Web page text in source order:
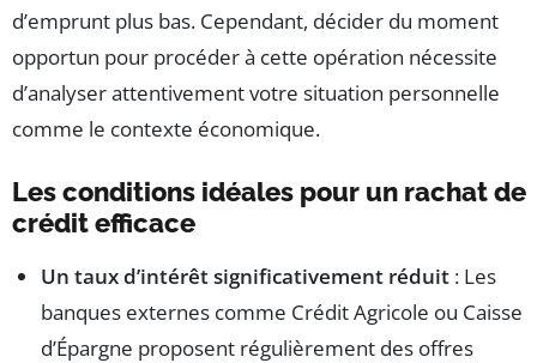
d’emprunt plus bas. Cependant, décider du moment
opportun pour procéder à cette opération nécessite
d’analyser attentivement votre situation personnelle
comme le contexte économique.
Les conditions idéales pour un rachat de
crédit efficace
Un taux d’intérêt significativement réduit : Les
banques externes comme Crédit Agricole ou Caisse
d’Épargne proposent régulièrement des offres